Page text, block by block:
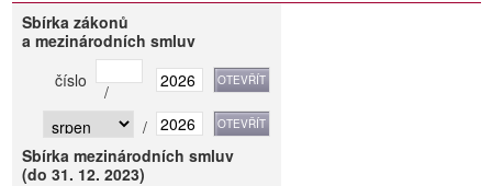
Sbírka zákonů
a mezinárodních smluv
číslo
/
/
Sbírka mezinárodních smluv
(do 31. 12. 2023)